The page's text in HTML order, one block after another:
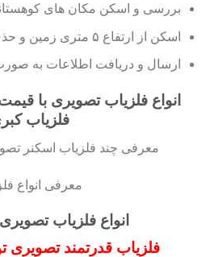
بررسی و اسکن مکان های
اسکن از ارتفاع ۵ متری زمین و حذف موانع طبیعی.
ارسال و دریافت اطلاعات به
انواع فلزیاب تصویری با
فلزیاب
معرفی چند فلزیاب اسکنر
معرفی انواع
انواع فلزیاب
فلزیاب قدرتمند تصویری